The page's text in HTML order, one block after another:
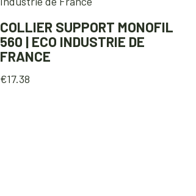
COLLIER SUPPORT MONOFIL
560 | ECO INDUSTRIE DE
FRANCE
€17.38